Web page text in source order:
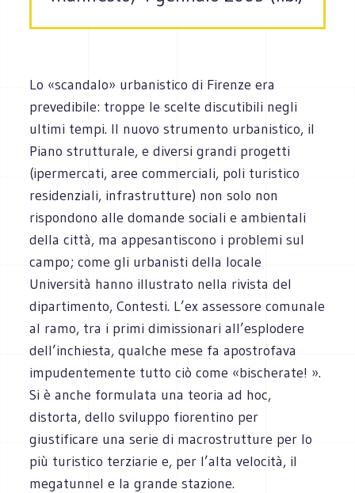
Lo «scandalo» urbanistico di Firenze era
prevedibile: troppe le scelte discutibili negli
ultimi tempi. Il nuovo strumento urbanistico, il
Piano strutturale, e diversi grandi progetti
(ipermercati, aree commerciali, poli turistico
residenziali, infrastrutture) non solo non
rispondono alle domande sociali e ambientali
della città, ma appesantiscono i problemi sul
campo; come gli urbanisti della locale
Università hanno illustrato nella rivista del
dipartimento, Contesti. L’ex assessore comunale
al ramo, tra i primi dimissionari all’esplodere
dell’inchiesta, qualche mese fa apostrofava
impudentemente tutto ciò come «bischerate! ».
Si è anche formulata una teoria ad hoc,
distorta, dello sviluppo fiorentino per
giustificare una serie di macrostrutture per lo
più turistico terziarie e, per l’alta velocità, il
megatunnel e la grande stazione.